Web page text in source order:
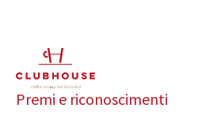
Premi e riconoscimenti